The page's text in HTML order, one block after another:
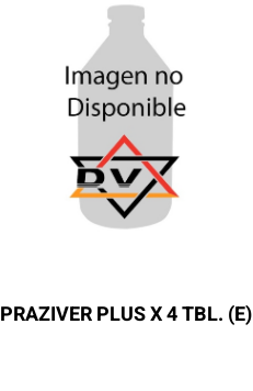
PRAZIVER PLUS X 4 TBL. (E)